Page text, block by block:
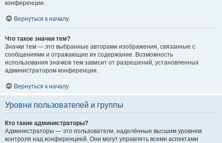
конференции.
Вернуться к началу
Что такое значки тем?
Значки тем — это выбранные авторами изображения, связанные с
сообщениями и отражающие их содержание. Возможность
использования значков тем зависит от разрешений, установленных
администратором конференции.
Вернуться к началу
Уровни пользователей и группы
Кто такие администраторы?
Администраторы — это пользователи, наделённые высшим уровнем
контроля над конференцией. Они могут управлять всеми аспектами